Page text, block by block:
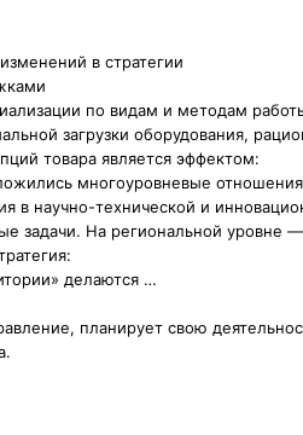
в стратегии
по видам и методам
загрузки оборудования,
товара является эффектом:
многоуровневые
в научно-технической и
задачи. На региональной уровне —
делаются …
планирует свою